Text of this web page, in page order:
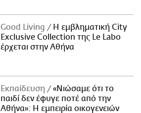
Good Living
Η εμβληματική City
Exclusive Collection της Le Labo
έρχεται στην Αθήνα
Εκπαίδευση
«Νιώσαμε ότι το
παιδί δεν έφυγε ποτέ από την
Αθήνα»: Η εμπειρία οικογενειών